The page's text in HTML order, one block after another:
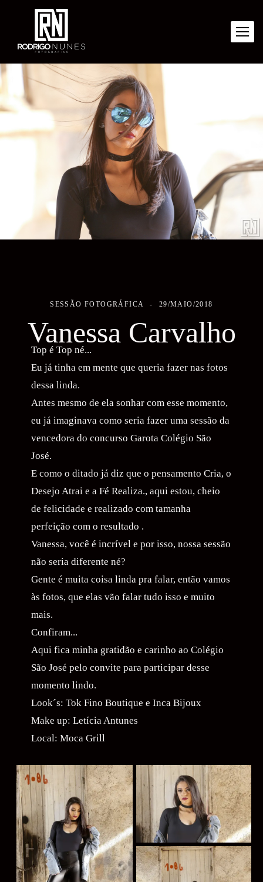
SESSÃO FOTOGRÁFICA 29/MAIO/2018
Vanessa Carvalho
Top é Top né...
Eu já tinha em mente que queria fazer nas fotos
dessa linda.
Antes mesmo de ela sonhar com esse momento,
eu já imaginava como seria fazer uma sessão da
vencedora do concurso Garota Colégio São
José.
E como o ditado já diz que o pensamento Cria, o
Desejo Atrai e a Fé Realiza., aqui estou, cheio
de felicidade e realizado com tamanha
perfeição com o resultado .
Vanessa, você é incrível e por isso, nossa sessão
não seria diferente né?
Gente é muita coisa linda pra falar, então vamos
às fotos, que elas vão falar tudo isso e muito
mais.
Confiram...
Aqui fica minha gratidão e carinho ao Colégio
São José pelo convite para participar desse
momento lindo.
Look´s: Tok Fino Boutique e Inca Bijoux
Make up: Letícia Antunes
Local: Moca Grill